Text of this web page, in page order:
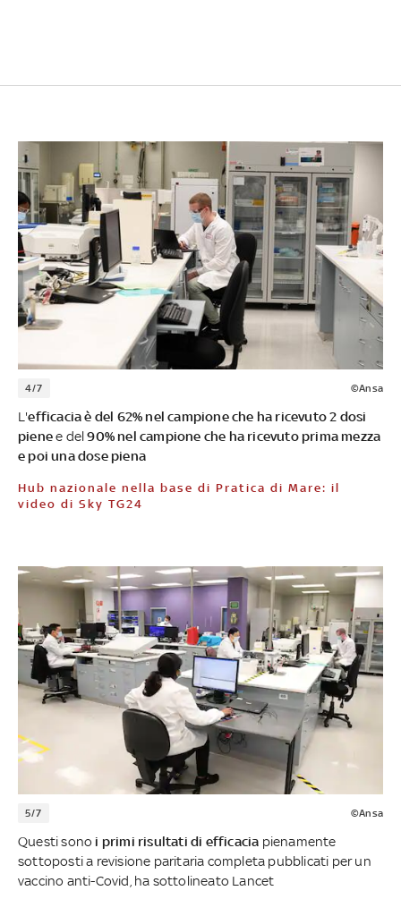
4/7 ©Ansa
L'efficacia è del 62% nel campione che ha ricevuto 2 dosi
pienee del90% nel campione che ha ricevuto prima mezza
e poi una dose piena
Hub nazionale nella base di Pratica di Mare: il
video di Sky TG24
5/7 ©Ansa
Questi sono i primi risultati di efficacia pienamente
sottoposti a revisione paritaria completa pubblicati per un
vaccino anti-Covid, ha sottolineato Lancet